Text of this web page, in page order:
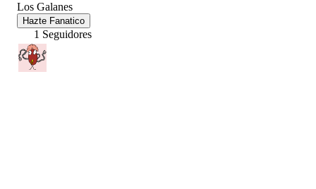
Los Galanes
Hazte Fanatico
1 Seguidores